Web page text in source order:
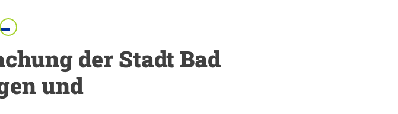
der Stadt Bad
und